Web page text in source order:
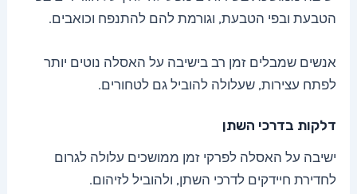
הטבעת ובפי הטבעת, וגורמת להם להתנפח וכואבים.
אנשים שמבלים זמן רב בישיבה על האסלה נוטים יותר
לפתח עצירות, שעלולה להוביל גם לטחורים.
דלקות בדרכי השתן
ישיבה על האסלה לפרקי זמן ממושכים עלולה לגרום
לחדירת חיידקים לדרכי השתן, ולהוביל לזיהום.